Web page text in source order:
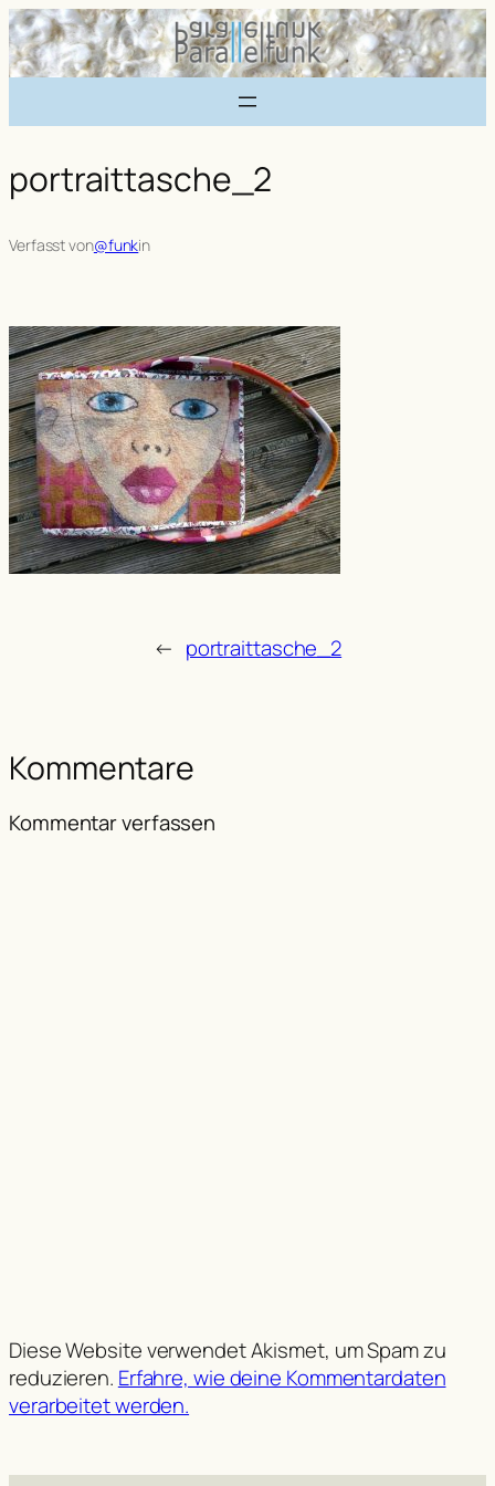
Zum
Inhalt
springen
portraittasche_2
Verfasst von@funkin
← portraittasche_2
Kommentare
Kommentar verfassen
Diese Website verwendet Akismet, um Spam zu
reduzieren. Erfahre, wie deine Kommentardaten
verarbeitet werden.